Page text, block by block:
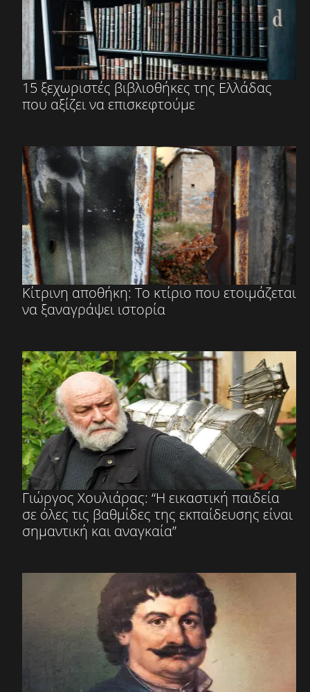
15 ξεχωριστές βιβλιοθήκες της Ελλάδας
που αξίζει να επισκεφτούμε
Κίτρινη αποθήκη: Το κτίριο που ετοιμάζεται
να ξαναγράψει ιστορία
Γιώργος Χουλιάρας: “Η εικαστική παιδεία
σε όλες τις βαθμίδες της εκπαίδευσης είναι
σημαντική και αναγκαία”